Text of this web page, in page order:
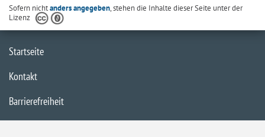
Sofern nichtanders angegeben, stehen die Inhalte dieser Seite unter der
Lizenz
Startseite
Kontakt
Barrierefreiheit